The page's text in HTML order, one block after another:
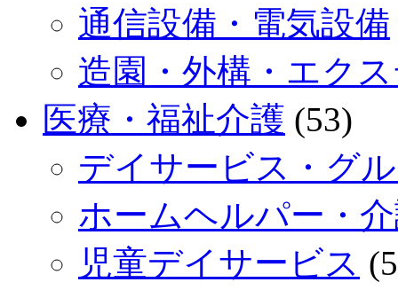
通信設備・電気設備
造園・外構・エク
医療・福祉介護 (53)
デイサービス・グ
ホームヘルパー・
児童デイサービス